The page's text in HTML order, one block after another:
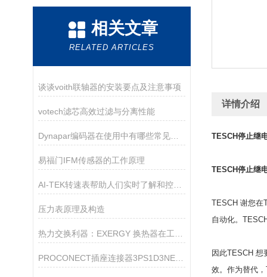
相关文章
RELATED ARTICLES
谈谈voith联轴器的安装要点及注意事项
votech滤芯高效过滤与分离性能
Dynapar编码器在使用中有哪些常见的故障？
易福门IFM传感器的工作原理
AI-TEK转速表帮助人们实时了解和控制旋转设备的运行情况
压力表原理及构造
PROCONECT插座连接器3PS1D3NE01选购指南
详情介绍
TESCH停止继
TESCH停止继
TESCH 谢您在
自动化。
因此TESCH 想
效。作为替代